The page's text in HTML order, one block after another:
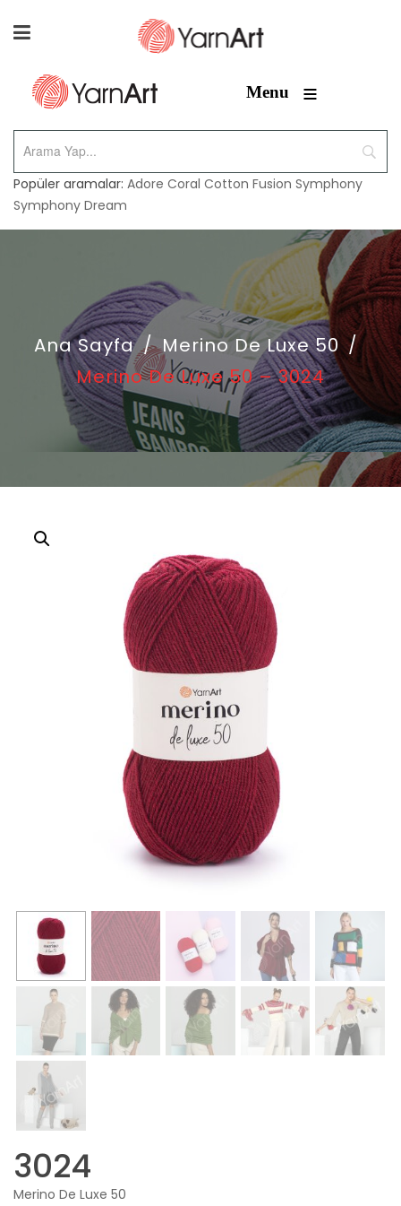
Menu ≡
Popüler aramalar: Adore Coral Cotton Fusion Symphony
Symphony Dream
Ana Sayfa / Merino De Luxe 50 /
Merino De Luxe 50 – 3024
3024
Merino De Luxe 50